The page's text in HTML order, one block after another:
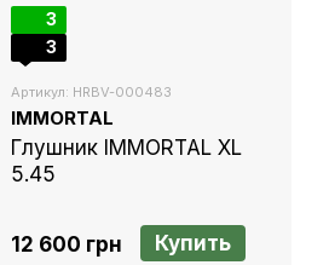
3
3
Артикул: HRBV-000483
IMMORTAL
Глушник IMMORTAL XL
5.45
12 600 грн Купить